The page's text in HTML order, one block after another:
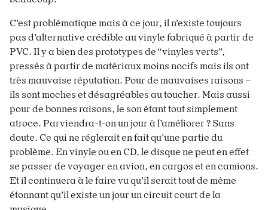
C’est problématique mais à ce jour, il n’existe toujours
pas d’alternative crédible au vinyle fabriqué à partir de
PVC. Il y a bien des prototypes de “vinyles verts”,
pressés à partir de matériaux moins nocifs mais ils ont
très mauvaise réputation. Pour de mauvaises raisons –
ils sont moches et désagréables au toucher. Mais aussi
pour de bonnes raisons, le son étant tout simplement
atroce. Parviendra-t-on un jour à l’améliorer ? Sans
doute. Ce qui ne réglerait en fait qu’une partie du
problème. En vinyle ou en CD, le disque ne peut en effet
se passer de voyager en avion, en cargos et en camions.
Et il continuera à le faire vu qu’il serait tout de même
étonnant qu’il existe un jour un circuit court de la